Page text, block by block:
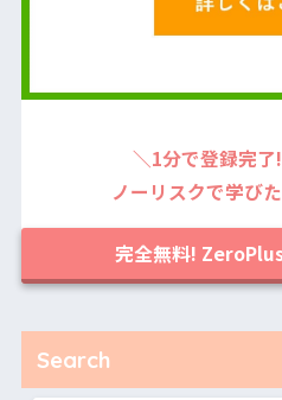
＼1分で登録完
ノーリスクで学び
完全無料!
Search